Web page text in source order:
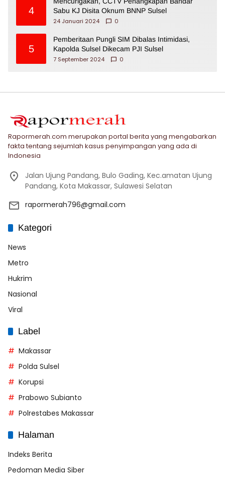
4
Sabu KJ Disita Oknum BNNP Sulsel
24 Januari 2024
0
5
Pemberitaan Pungli SIM Dibalas Intimidasi,
Kapolda Sulsel Dikecam PJI Sulsel
7 September 2024
0
Rapormerah.com merupakan portal berita yang mengabarkan
fakta tentang sejumlah kasus penyimpangan yang ada di
Indonesia
Jalan Ujung Pandang, Bulo Gading, Kec.amatan Ujung
Pandang, Kota Makassar, Sulawesi Selatan
rapormerah796@gmail.com
Kategori
News
Metro
Hukrim
Nasional
Viral
Label
Makassar
Polda Sulsel
Korupsi
Prabowo Subianto
Polrestabes Makassar
Halaman
Indeks Berita
Pedoman Media Siber